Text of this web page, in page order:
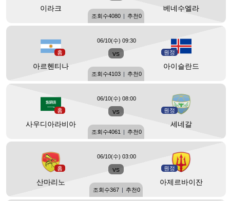
이라크 베네수엘라
조회수4080 | 추천0
홈
아르헨티나
vs 원정
아이슬란드
06/10(수) 09:30
조회수4103 | 추천0
홈
사우디아라비아
vs 원정
세네갈
06/10(수) 08:00
조회수4061 | 추천0
홈
산마리노
vs 원정
아제르바이잔
06/10(수) 03:00
조회수367 | 추천0